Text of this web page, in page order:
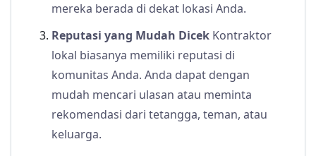
mereka berada di dekat lokasi Anda.
Reputasi yang Mudah Dicek Kontraktor
lokal biasanya memiliki reputasi di
komunitas Anda. Anda dapat dengan
mudah mencari ulasan atau meminta
rekomendasi dari tetangga, teman, atau
keluarga.